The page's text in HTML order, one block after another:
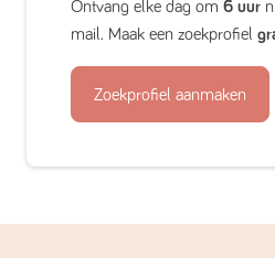
Ontvang elke dag om 6 uur
mail. Maak een zoekprofiel
Zoekprofiel aanmaken